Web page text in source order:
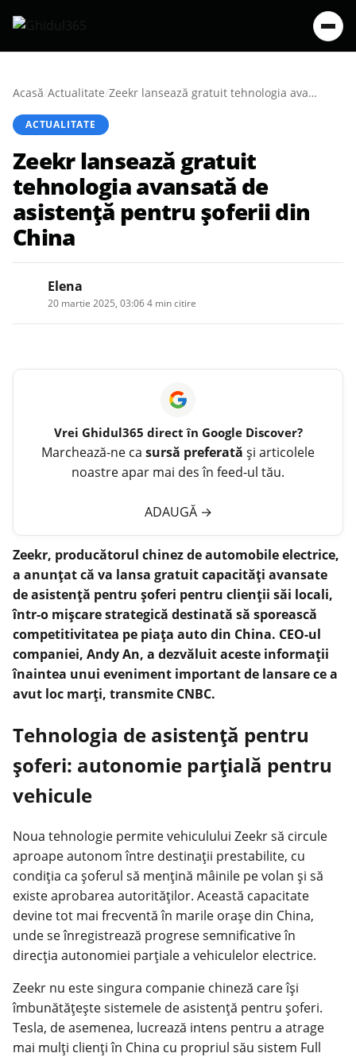
Acasă/Actualitate/ Zeekr lansează gratuit tehnologia avansată de asistență pentru șoferii din China
ACTUALITATE
Zeekr lansează gratuit
tehnologia avansată de
asistență pentru șoferii din
China
Elena
20 martie 2025, 03:064 min citire
Vrei Ghidul365 direct în Google Discover?
Marchează-ne ca sursă preferată și articolele
noastre apar mai des în feed-ul tău.
ADAUGĂ →
Zeekr, producătorul chinez de automobile electrice,
a anunțat că va lansa gratuit capacități avansate
de asistență pentru șoferi pentru clienții săi locali,
într-o mișcare strategică destinată să sporească
competitivitatea pe piața auto din China. CEO-ul
companiei, Andy An, a dezvăluit aceste informații
înaintea unui eveniment important de lansare ce a
avut loc marți, transmite CNBC.
Tehnologia de asistență pentru
șoferi: autonomie parțială pentru
vehicule
Noua tehnologie permite vehiculului Zeekr să circule
aproape autonom între destinații prestabilite, cu
condiția ca șoferul să mențină mâinile pe volan și să
existe aprobarea autorităților. Această capacitate
devine tot mai frecventă în marile orașe din China,
unde se înregistrează progrese semnificative în
direcția autonomiei parțiale a vehiculelor electrice.
Zeekr nu este singura companie chineză care își
îmbunătățește sistemele de asistență pentru șoferi.
Tesla, de asemenea, lucrează intens pentru a atrage
mai mulți clienți în China cu propriul său sistem Full